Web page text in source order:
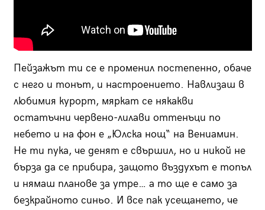
Пейзажът ти се е променил постепенно, обаче
с него и тонът, и настроението. Навлизаш в
любимия курорт, мяркат се някакви
остатъчни червено-лилави оттенъци по
небето и на фон е „Юлска нощ“ на Вениамин.
Не ти пука, че денят е свършил, но и никой не
бърза да се прибира, защото въздухът е топъл
и нямаш планове за утре… а то ще е само за
безкрайното синьо. И все пак усещането, че